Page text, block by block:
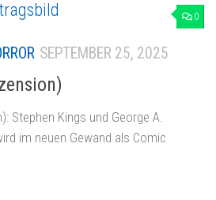
0
SEPTEMBER 25, 2025
Stephen Kings und George A.
im neuen Gewand als Comic